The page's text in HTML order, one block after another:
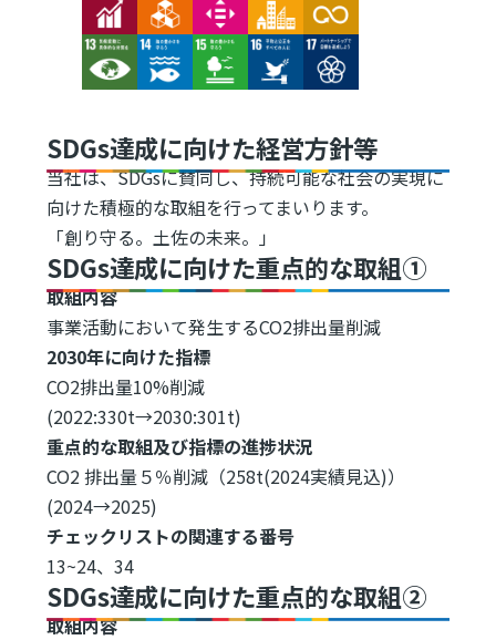
Image Image Image Image Image
SDGs達成に向けた経営方針等
当社は、SDGsに賛同し、持続可能な社会の実現に
向けた積極的な取組を行ってまいります。
「創り守る。土佐の未来。」
SDGs達成に向けた重点的な取組①
取組内容
事業活動において発生するCO2排出量削減
2030年に向けた指標
CO2排出量10%削減
(2022:330t→2030:301t)
重点的な取組及び指標の進捗状況
CO2 排出量５％削減（258t(2024実績見込)）
(2024→2025)
チェックリストの関連する番号
13~24、34
SDGs達成に向けた重点的な取組②
取組内容